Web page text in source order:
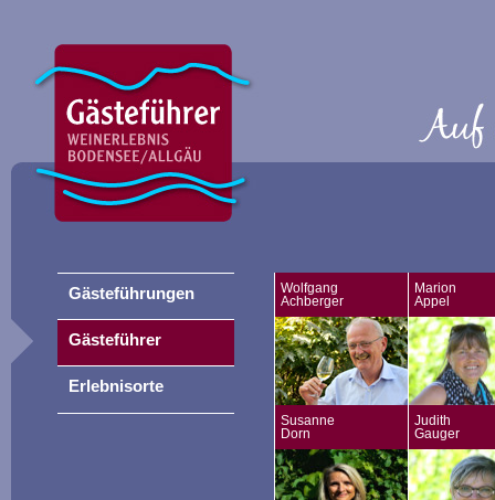
Wolfgang
Achberger
Marion
Appel
Susanne
Dorn
Judith
Gauger
Gästeführungen
Gästeführer
Erlebnisorte